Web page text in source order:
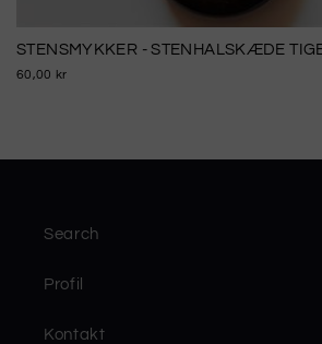
STENSMYKKER - STENHALSKÆDE
60,00 kr
Search
Profil
Kontakt